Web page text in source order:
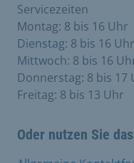
Servicezeiten
Montag: 8 bis 16 Uhr
Dienstag: 8 bis 16 Uhr
Mittwoch: 8 bis 16
Donnerstag: 8 bis 17
Freitag: 8 bis 13 Uhr
Oder nutzen Sie